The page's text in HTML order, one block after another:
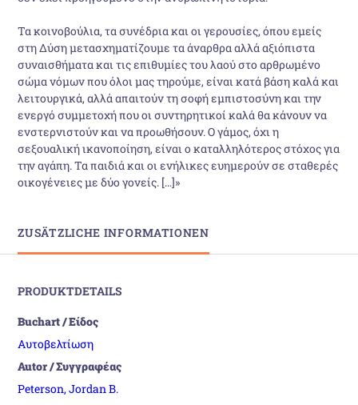
Τα κοινοβούλια, τα συνέδρια και οι γερουσίες, όπου εμείς
στη Δύση μετασχηματίζουμε τα άναρθρα αλλά αξιόπιστα
συναισθήματα και τις επιθυμίες του λαού στο αρθρωμένο
σώμα νόμων που όλοι μας τηρούμε, είναι κατά βάση καλά και
λειτουργικά, αλλά απαιτούν τη σοφή εμπιστοσύνη και την
ενεργό συμμετοχή που οι συντηρητικοί καλά θα κάνουν να
ενστερνιστούν και να προωθήσουν. Ο γάμος, όχι η
σεξουαλική ικανοποίηση, είναι ο καταλληλότερος στόχος για
την αγάπη. Τα παιδιά και οι ενήλικες ευημερούν σε σταθερές
οικογένειες με δύο γονείς. […]»
ZUSÄTZLICHE INFORMATIONEN
PRODUKTDETAILS
Buchart / Είδος
Αυτοβελτίωση
Autor / Συγγραφέας
Peterson, Jordan B.